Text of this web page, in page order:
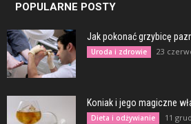
POPULARNE POSTY
Jak pokonać grzybicę
Uroda i zdrowie 23
Koniak i jego magiczne
Dieta i odżywianie 11